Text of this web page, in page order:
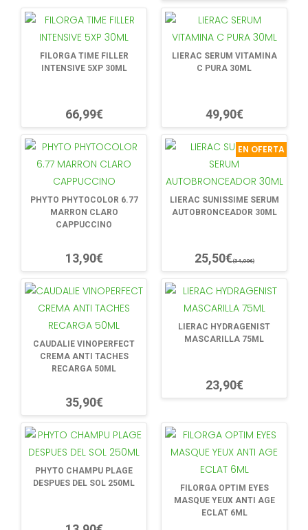
FILORGA TIME FILLER
INTENSIVE 5XP 30ML
66,99€
LIERAC SERUM VITAMINA
C PURA 30ML
49,90€
PHYTO PHYTOCOLOR 6.77
MARRON CLARO
CAPPUCCINO
13,90€
EN OFERTA
LIERAC SUNISSIME SERUM
AUTOBRONCEADOR 30ML
25,50€(34,00€)
CAUDALIE VINOPERFECT
CREMA ANTI TACHES
RECARGA 50ML
35,90€
LIERAC HYDRAGENIST
MASCARILLA 75ML
23,90€
PHYTO CHAMPU PLAGE
DESPUES DEL SOL 250ML
FILORGA OPTIM EYES
MASQUE YEUX ANTI AGE
ECLAT 6ML